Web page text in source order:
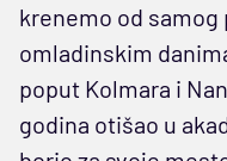
krenemo od samog
omladinskim
poput Kolmara i
godina otišao u